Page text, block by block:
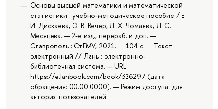
Основы высшей математики и математической
статистики : учебно-методическое пособие / Е.
И. Дискаева, О. В. Вечер, Л. Х. Чомаева, Л. С.
Месяцева. — 2-е изд., перераб. и доп. —
Ставрополь : СтГМУ, 2021. — 104 с. — Текст :
электронный // Лань : электронно-
библиотечная система. — URL:
https://e.lanbook.com/book/326297 (дата
обращения: 00.00.0000). — Режим доступа: для
авториз. пользователей.